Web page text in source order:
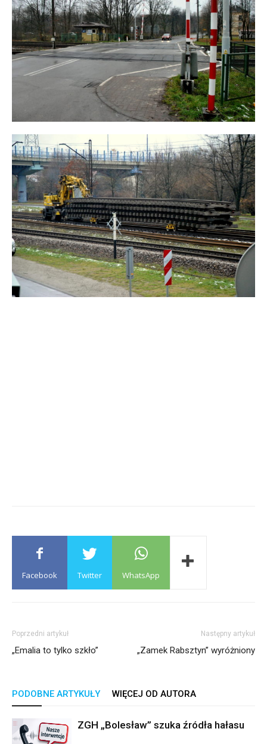
Facebook Twitter WhatsApp
Poprzedni artykuł
„Emalia to tylko szkło”
Następny artykuł
„Zamek Rabsztyn” wyróżniony
PODOBNE ARTYKUŁY WIĘCEJ OD AUTORA
ZGH „Bolesław” szuka źródła hałasu